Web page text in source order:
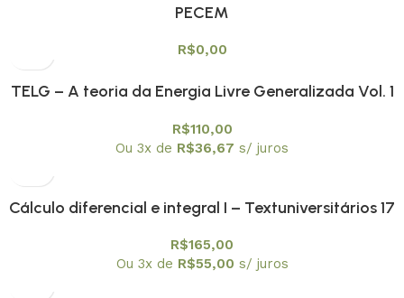
PECEM
R$0,00
TELG – A teoria da Energia Livre Generalizada Vol. 1
R$110,00
Ou 3x de R$36,67 s/ juros
Cálculo diferencial e integral I – Textuniversitários 17
R$165,00
Ou 3x de R$55,00 s/ juros